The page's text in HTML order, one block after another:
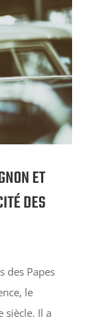
ET
DES
des Papes
le
siècle. Il a